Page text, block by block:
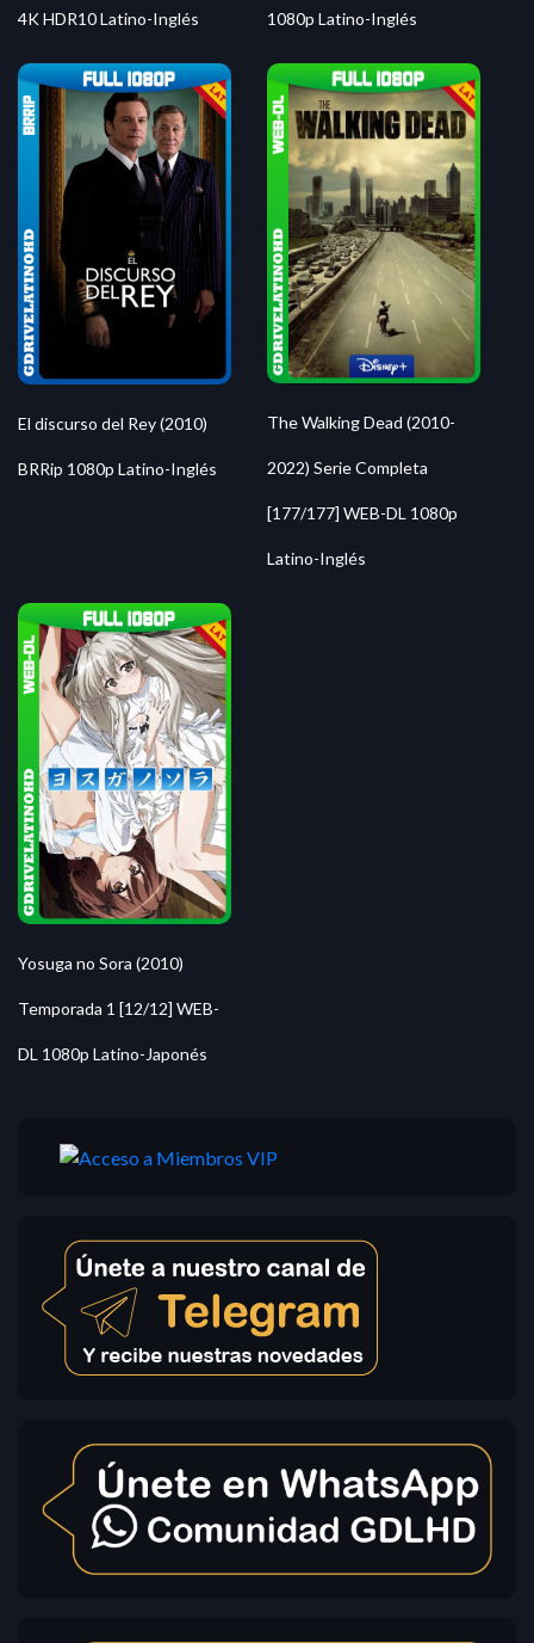
4K HDR10 Latino-Inglés 1080p Latino-Inglés
El discurso del Rey (2010)
BRRip 1080p Latino-Inglés
The Walking Dead (2010-
2022) Serie Completa
[177/177] WEB-DL 1080p
Latino-Inglés
Yosuga no Sora (2010)
Temporada 1 [12/12] WEB-
DL 1080p Latino-Japonés